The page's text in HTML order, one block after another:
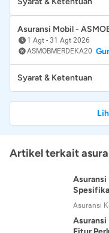
Asuransi Mobil -
1 Agt - 31 Agt 2026
ASMOBMERDEKA20
Syarat & Ketentuan
Artikel terkait
Asuransi
Asuransi
Asuransi